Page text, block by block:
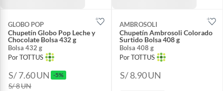
GLOBO POP
Chupetín Globo Pop Leche y
Chocolate Bolsa 432 g
Bolsa 432 g
Por TOTTUS
S/ 7.60UN -5%
S/ 8UN
AMBROSOLI
Chupetín Ambrosoli Colorado
Surtido Bolsa 408 g
Bolsa 408 g
Por TOTTUS
S/ 8.90UN